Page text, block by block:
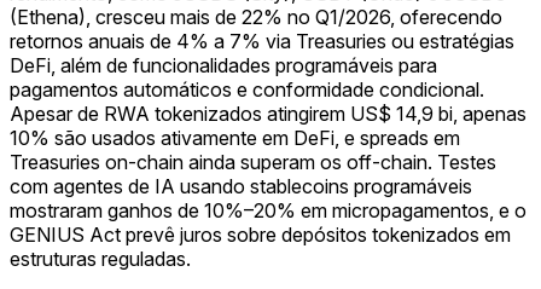
(Ethena), cresceu mais de 22% no Q1/2026, oferecendo
retornos anuais de 4% a 7% via Treasuries ou estratégias
DeFi, além de funcionalidades programáveis para
pagamentos automáticos e conformidade condicional.
Apesar de RWA tokenizados atingirem US$ 14,9 bi, apenas
10% são usados ativamente em DeFi, e spreads em
Treasuries on-chain ainda superam os off-chain. Testes
com agentes de IA usando stablecoins programáveis
mostraram ganhos de 10%–20% em micropagamentos, e o
GENIUS Act prevê juros sobre depósitos tokenizados em
estruturas reguladas.